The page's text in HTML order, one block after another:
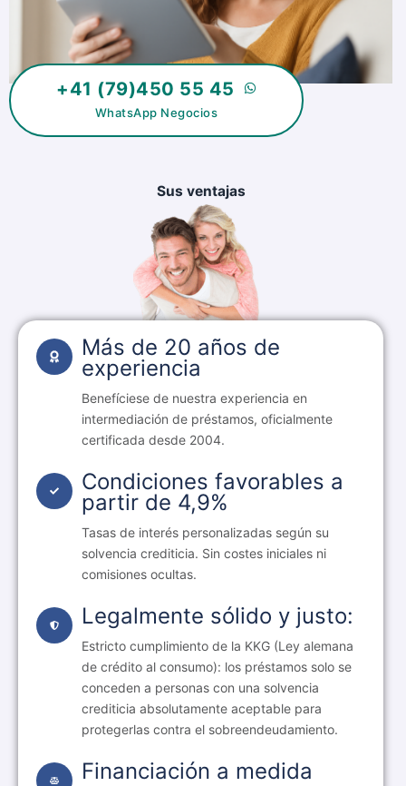
+41 (79)450 55 45
WhatsApp Negocios
Sus ventajas
Más de 20 años de
experiencia
Benefíciese de nuestra experiencia en
intermediación de préstamos, oficialmente
certificada desde 2004.
Condiciones favorables a
partir de 4,9%
Tasas de interés personalizadas según su
solvencia crediticia. Sin costes iniciales ni
comisiones ocultas.
Legalmente sólido y justo:
Estricto cumplimiento de la KKG (Ley alemana
de crédito al consumo): los préstamos solo se
conceden a personas con una solvencia
crediticia absolutamente aceptable para
protegerlas contra el sobreendeudamiento.
Financiación a medida